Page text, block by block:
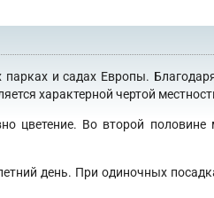
и садах Европы.
характерной чертой
цветение. Во второй
день. При одиночных